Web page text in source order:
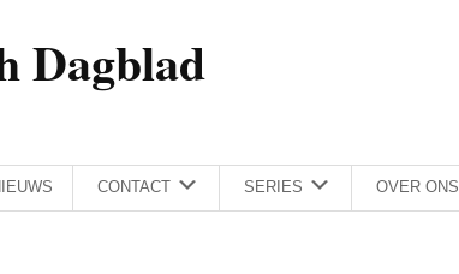
Dagblad
CONTACT SERIES OVER ONS